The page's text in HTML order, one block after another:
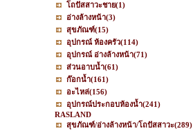
โถปัสสาวะชาย(1)
อ่างล้างหน้า(3)
สุขภัณฑ์(15)
อุปกรณ์ ห้องครัว(114)
อุปกรณ์ อ่างล้างหน้า(71)
ส่วนอาบน้ำ(61)
ก๊อกน้ำ(161)
อะไหล่(156)
อุปกรณ์ประกอบห้องน้ำ(241)
RASLAND
สุขภัณฑ์/อ่างล้างหน้า/โถปัสสาวะ(289)